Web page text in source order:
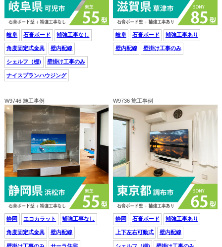
岐阜 石膏ボード 補強工事なし
角度固定式金具 壁内配線
シェルフ（棚) 壁掛け工事のみ
ナイスプランハウジング
岐阜 石膏ボード 補強工事あり
壁内配線 壁掛け工事のみ
W9746 施工事例
静岡 エコカラット 補強工事なし
角度固定式金具 壁内配線
壁掛け工事のみ サーラ住宅
W9736 施工事例
静岡 石膏ボード 補強工事あり
上下左右可動式 壁内配線
シェルフ（棚) 壁掛け工事のみ